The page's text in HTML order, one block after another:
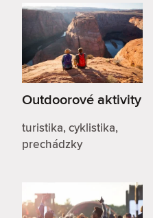
Outdoorové aktivity
turistika, cyklistika,
prechádzky